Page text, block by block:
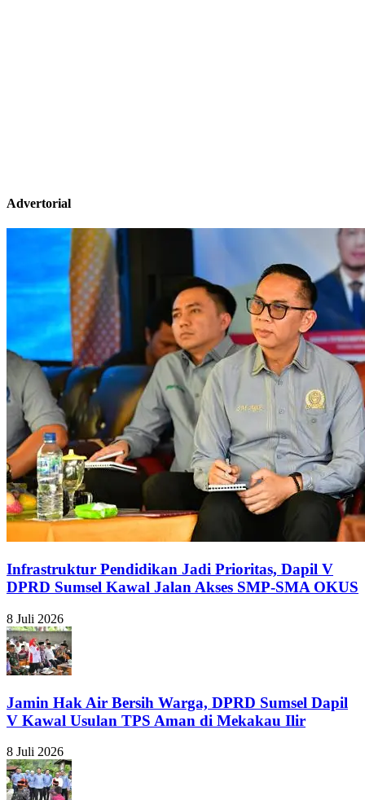
Advertorial
Infrastruktur Pendidikan Jadi Prioritas, Dapil V
DPRD Sumsel Kawal Jalan Akses SMP-SMA OKUS
8 Juli 2026
Jamin Hak Air Bersih Warga, DPRD Sumsel Dapil
V Kawal Usulan TPS Aman di Mekakau Ilir
8 Juli 2026